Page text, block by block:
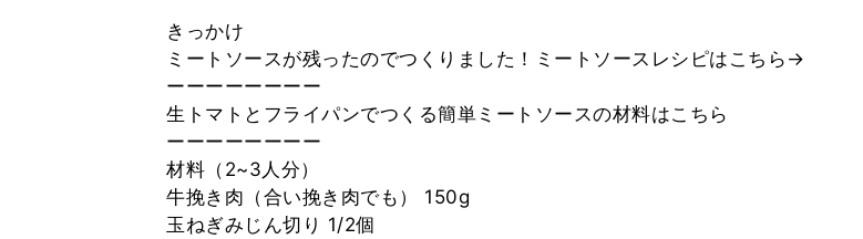
きっかけ
ミートソースが残ったのでつくりました！ミートソースレシピはこちら→
ーーーーーーーー
生トマトとフライパンでつくる簡単ミートソースの材料はこちら
ーーーーーーーー
材料（2~3人分）
牛挽き肉（合い挽き肉でも） 150g
玉ねぎみじん切り 1/2個